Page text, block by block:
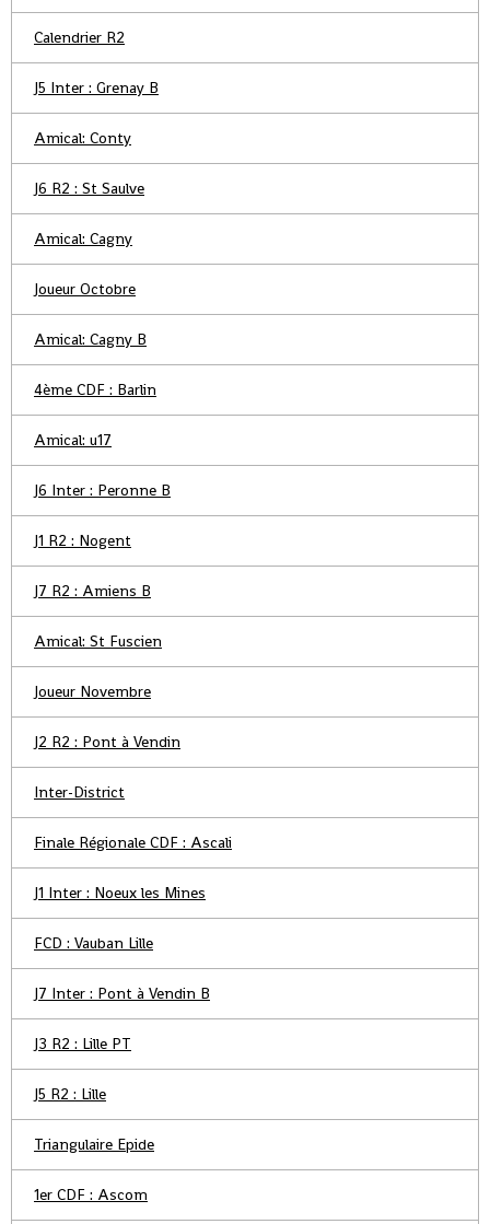
Calendrier R2
J5 Inter : Grenay B
Amical: Conty
J6 R2 : St Saulve
Amical: Cagny
Joueur Octobre
Amical: Cagny B
4ème CDF : Barlin
Amical: u17
J6 Inter : Peronne B
J1 R2 : Nogent
J7 R2 : Amiens B
Amical: St Fuscien
Joueur Novembre
J2 R2 : Pont à Vendin
Inter-District
Finale Régionale CDF : Ascali
J1 Inter : Noeux les Mines
FCD : Vauban Lille
J7 Inter : Pont à Vendin B
J3 R2 : Lille PT
J5 R2 : Lille
Triangulaire Epide
1er CDF : Ascom